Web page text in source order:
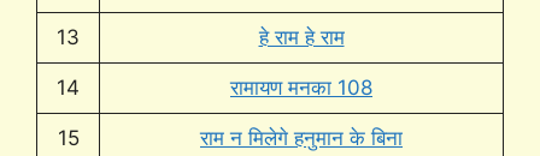
13 हे राम हे राम
14 रामायण मनका 108
15 राम न मिलेगे हनुमान के बिना